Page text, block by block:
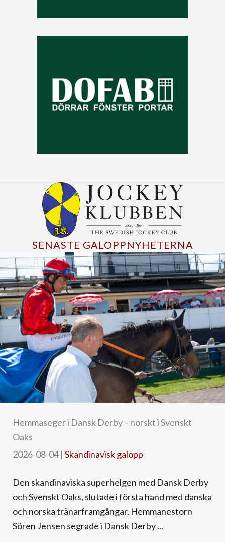
SENASTE GALOPPNYHETERNA
Hemmaseger i Dansk Derby – norskt i Svenskt
Oaks
2026-08-04| Skandinavisk galopp
Den skandinaviska superhelgen med Dansk Derby
och Svenskt Oaks, slutade i första hand med danska
och norska tränarframgångar. Hemmanestorn
Sören Jensen segrade i Dansk Derby ...